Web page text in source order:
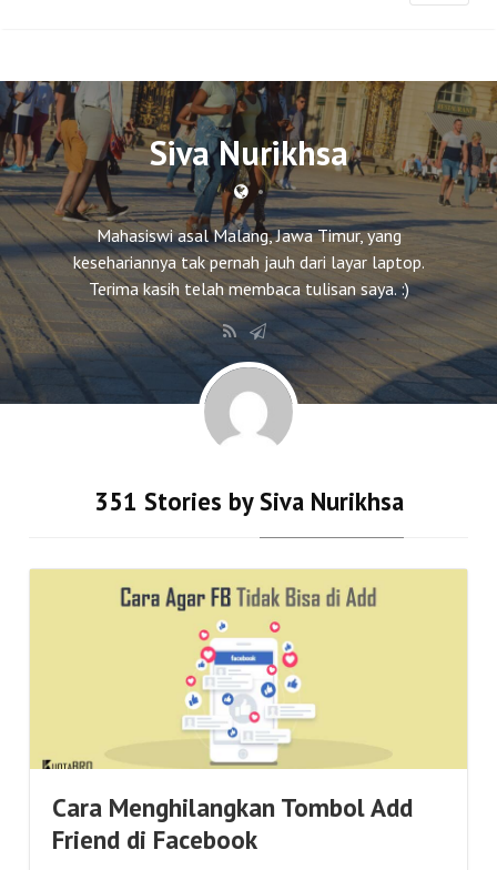
Siva Nurikhsa
•
Mahasiswi asal Malang, Jawa Timur, yang
kesehariannya tak pernah jauh dari layar laptop.
Terima kasih telah membaca tulisan saya. :)
351 Stories bySiva Nurikhsa
Cara Menghilangkan Tombol Add
Friend di Facebook